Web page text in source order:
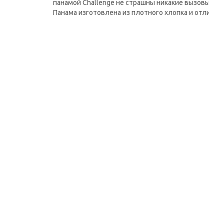
панамой Challenge не страшны никакие
Панама изготовлена из плотного хлопка и